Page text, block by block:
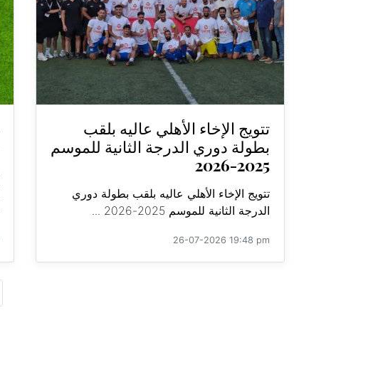
تتويج الإخاء الأهلي عاليه بلقب
بطولة دوري الدرجة الثانية للموسم
2025-2026
تتويج الإخاء الأهلي عاليه بلقب بطولة دوري
الدرجة الثانية للموسم 2025-2026 ...
26-07-2026 19:48 pm